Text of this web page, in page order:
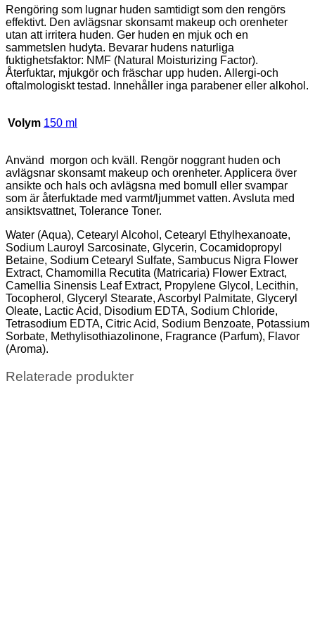
Rengöring som lugnar huden samtidigt som den rengörs
effektivt. Den avlägsnar skonsamt makeup och orenheter
utan att irritera huden. Ger huden en mjuk och en
sammetslen hudyta. Bevarar hudens naturliga
fuktighetsfaktor: NMF (Natural Moisturizing Factor).
Återfuktar, mjukgör och fräschar upp huden. Allergi-och
oftalmologiskt testad. Innehåller inga parabener eller alkohol.
Volym 150 ml
Använd morgon och kväll. Rengör noggrant huden och
avlägsnar skonsamt makeup och orenheter. Applicera över
ansikte och hals och avlägsna med bomull eller svampar
som är återfuktade med varmt/ljummet vatten. Avsluta med
ansiktsvattnet, Tolerance Toner.
Water (Aqua), Cetearyl Alcohol, Cetearyl Ethylhexanoate,
Sodium Lauroyl Sarcosinate, Glycerin, Cocamidopropyl
Betaine, Sodium Cetearyl Sulfate, Sambucus Nigra Flower
Extract, Chamomilla Recutita (Matricaria) Flower Extract,
Camellia Sinensis Leaf Extract, Propylene Glycol, Lecithin,
Tocopherol, Glyceryl Stearate, Ascorbyl Palmitate, Glyceryl
Oleate, Lactic Acid, Disodium EDTA, Sodium Chloride,
Tetrasodium EDTA, Citric Acid, Sodium Benzoate, Potassium
Sorbate, Methylisothiazolinone, Fragrance (Parfum), Flavor
(Aroma).
Relaterade produkter